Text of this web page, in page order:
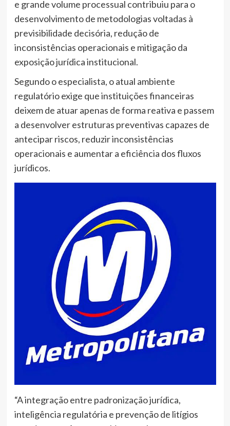
e grande volume processual contribuiu para o
desenvolvimento de metodologias voltadas à
previsibilidade decisória, redução de
inconsistências operacionais e mitigação da
exposição jurídica institucional.
Segundo o especialista, o atual ambiente
regulatório exige que instituições financeiras
deixem de atuar apenas de forma reativa e passem
a desenvolver estruturas preventivas capazes de
antecipar riscos, reduzir inconsistências
operacionais e aumentar a eficiência dos fluxos
jurídicos.
“A integração entre padronização jurídica,
inteligência regulatória e prevenção de litígios